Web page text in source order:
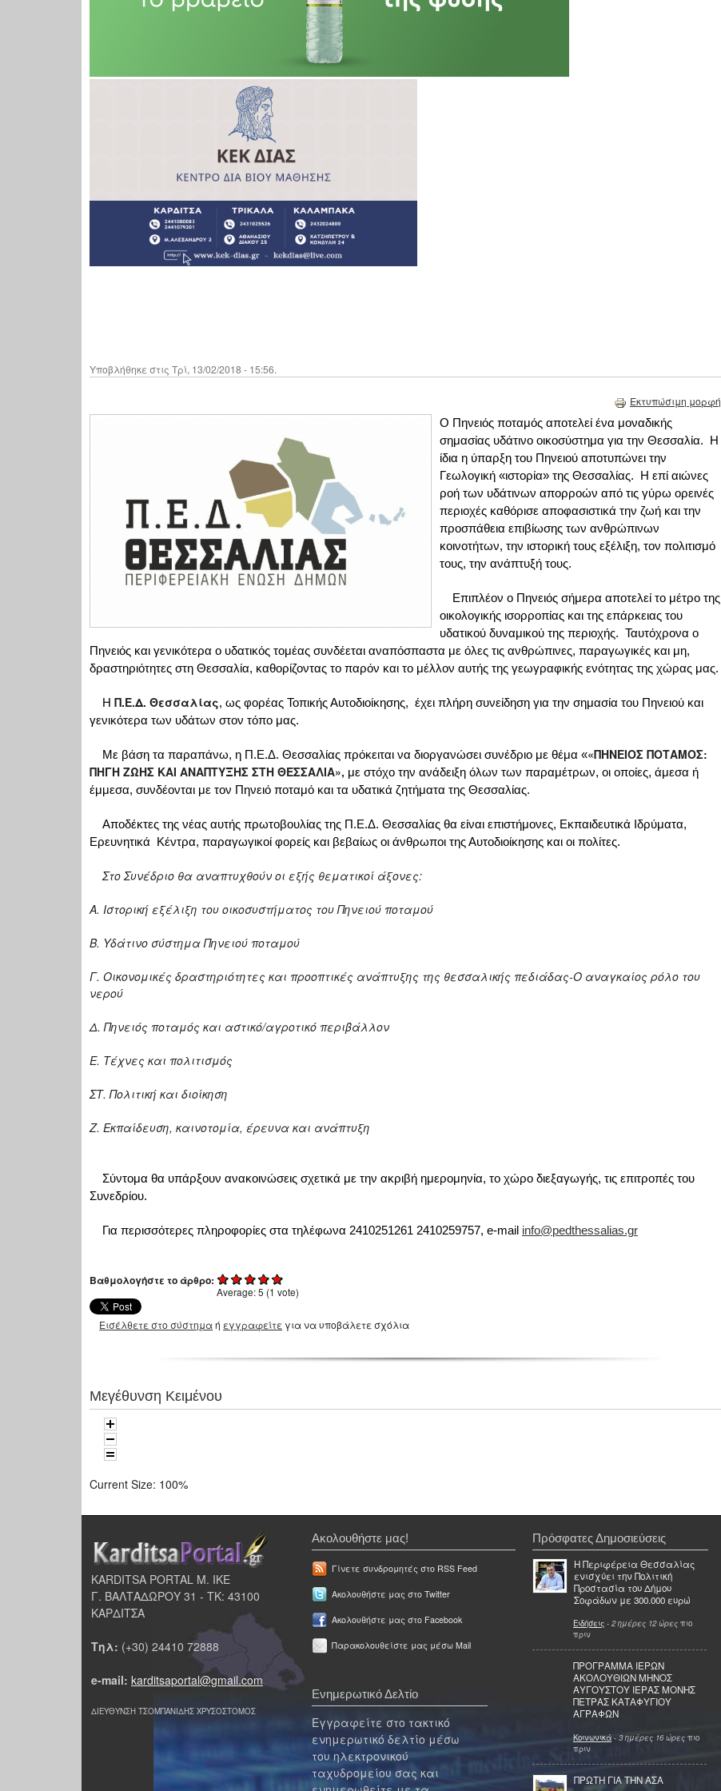
Υποβλήθηκε στις Τρί, 13/02/2018 - 15:56.
Εκτυπώσιμη μορφή
Ο Πηνειός ποταμός αποτελεί ένα μοναδικής
σημασίας υδάτινο οικοσύστημα για την Θεσσαλία. Η
ίδια η ύπαρξη του Πηνειού αποτυπώνει την
Γεωλογική «ιστορία» της Θεσσαλίας. Η επί αιώνες
ροή των υδάτινων απορροών από τις γύρω ορεινές
περιοχές καθόρισε αποφασιστικά την ζωή και την
προσπάθεια επιβίωσης των ανθρώπινων
κοινοτήτων, την ιστορική τους εξέλιξη, τον πολιτισμό
τους, την ανάπτυξή τους.
Επιπλέον ο Πηνειός σήμερα αποτελεί το μέτρο της
οικολογικής ισορροπίας και της επάρκειας του
υδατικού δυναμικού της περιοχής. Ταυτόχρονα ο
Πηνειός και γενικότερα ο υδατικός τομέας συνδέεται αναπόσπαστα με όλες τις ανθρώπινες, παραγωγικές και μη,
δραστηριότητες στη Θεσσαλία, καθορίζοντας το παρόν και το μέλλον αυτής της γεωγραφικής ενότητας της χώρας μας.
Η Π.Ε.Δ. Θεσσαλίας, ως φορέας Τοπικής Αυτοδιοίκησης, έχει πλήρη συνείδηση για την σημασία του Πηνειού και
γενικότερα των υδάτων στον τόπο μας.
Με βάση τα παραπάνω, η Π.Ε.Δ. Θεσσαλίας πρόκειται να διοργανώσει συνέδριο με θέμα ««ΠΗΝΕΙΟΣ ΠΟΤΑΜΟΣ:
ΠΗΓΗ ΖΩΗΣ ΚΑΙ ΑΝΑΠΤΥΞΗΣ ΣΤΗ ΘΕΣΣΑΛΙΑ», με στόχο την ανάδειξη όλων των παραμέτρων, οι οποίες, άμεσα ή
έμμεσα, συνδέονται με τον Πηνειό ποταμό και τα υδατικά ζητήματα της Θεσσαλίας.
Αποδέκτες της νέας αυτής πρωτοβουλίας της Π.Ε.Δ. Θεσσαλίας θα είναι επιστήμονες, Εκπαιδευτικά Ιδρύματα,
Ερευνητικά Κέντρα, παραγωγικοί φορείς και βεβαίως οι άνθρωποι της Αυτοδιοίκησης και οι πολίτες.
Στο Συνέδριο θα αναπτυχθούν οι εξής θεματικοί άξονες:
Α. Ιστορική εξέλιξη του οικοσυστήματος του Πηνειού ποταμού
Β. Υδάτινο σύστημα Πηνειού ποταμού
Γ. Οικονομικές δραστηριότητες και προοπτικές ανάπτυξης της θεσσαλικής πεδιάδας-Ο αναγκαίος ρόλο του
νερού
Δ. Πηνειός ποταμός και αστικό/αγροτικό περιβάλλον
Ε. Τέχνες και πολιτισμός
ΣΤ. Πολιτική και διοίκηση
Ζ. Εκπαίδευση, καινοτομία, έρευνα και ανάπτυξη
Σύντομα θα υπάρξουν ανακοινώσεις σχετικά με την ακριβή ημερομηνία, το χώρο διεξαγωγής, τις επιτροπές του
Συνεδρίου.
Για περισσότερες πληροφορίες στα τηλέφωνα 2410251261 2410259757, e-mail info@pedthessalias.gr
Βαθμολογήστε το άρθρο:
Average:5 (1 vote)
Εισέλθετε στο σύστημαή εγγραφείτε για να υποβάλετε σχόλια
Μεγέθυνση Κειμένου
Current Size: 100%
KARDITSA PORTAL Μ. ΙΚΕ
Γ. ΒΑΛΤΑΔΩΡΟΥ 31 - ΤΚ: 43100
ΚΑΡΔΙΤΣΑ
Τηλ: (+30) 24410 72888
e-mail: karditsaportal@gmail.com
ΔΙΕΥΘΥΝΣΗ ΤΣΟΜΠΑΝΙΔΗΣ ΧΡΥΣΟΣΤΟΜΟΣ
Ακολουθήστε μας!
Γίνετε συνδρομητές στο RSS Feed
Ακολουθήστε μας στο Twitter
Ακολουθήστε μας στο Facebook
Παρακολουθείστε μας μέσω Mail
Ενημερωτικό Δελτίο
Εγγραφείτε στο τακτικό
ενημερωτικό δελτίο μέσω
του ηλεκτρονικού
ταχυδρομείου σας και
Πρόσφατες Δημοσιεύσεις
Η Περιφέρεια Θεσσαλίας
ενισχύει την Πολιτική
Προστασία του Δήμου
Σοφάδων με 300.000 ευρώ
Ειδήσεις - 2 ημέρες 12 ώρες πιο
πριν
ΠΡΟΓΡΑΜΜΑ ΙΕΡΩΝ
ΑΚΟΛΟΥΘΙΩΝ ΜΗΝΟΣ
ΑΥΓΟΥΣΤΟΥ ΙΕΡΑΣ ΜΟΝΗΣ
ΠΕΤΡΑΣ ΚΑΤΑΦΥΓΙΟΥ
ΑΓΡΑΦΩΝ
Κοινωνικά - 3 ημέρες 16 ώρες πιο
πριν
ΠΡΩΤΗ ΓΙΑ ΤΗΝ ΑΣΑ